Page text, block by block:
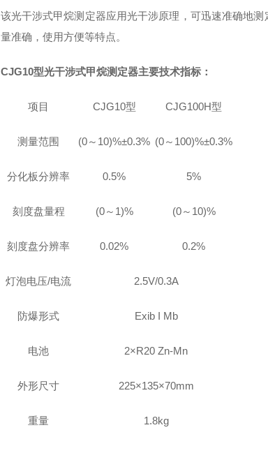
该光干涉式甲烷测定器应用光干涉原理，可迅速准确地
量准确，使用方便等特点。
CJG10型光干涉式甲烷测定器主要技术指标：
项目 CJG10型 CJG100H型
测量范围 (0～10)%±0.3% (0～100)%±0.3%
分化板分辨率 0.5% 5%
刻度盘量程 (0～1)% (0～10)%
刻度盘分辨率 0.02% 0.2%
灯泡电压/电流 2.5V/0.3A
防爆形式 Exib I Mb
电池 2×R20 Zn-Mn
外形尺寸 225×135×70mm
重量 1.8kg